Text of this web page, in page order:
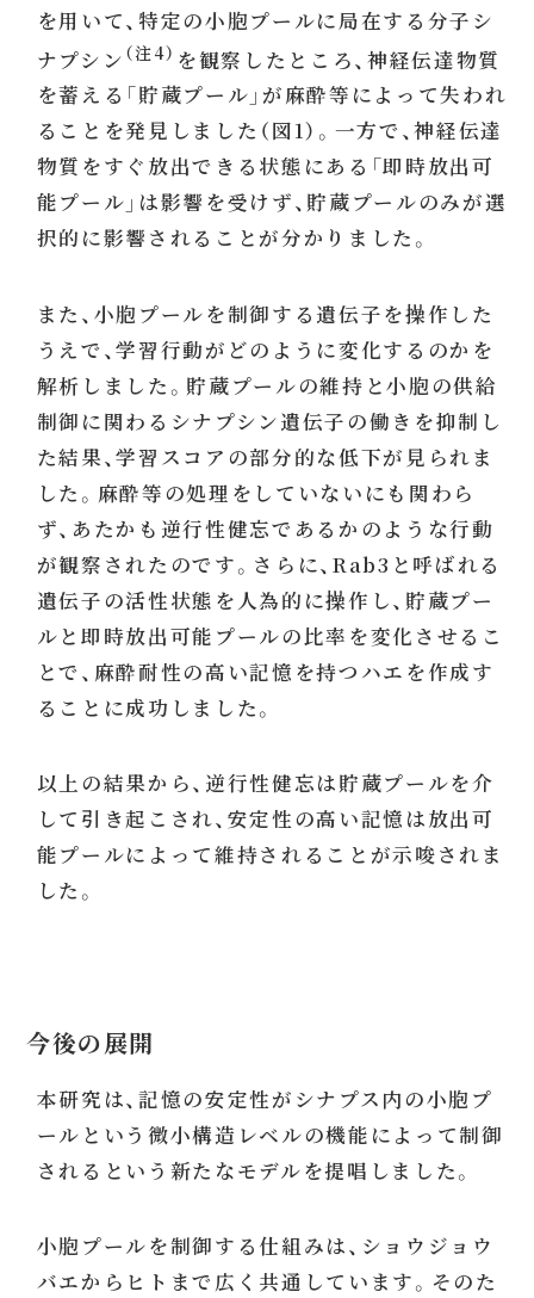
を用いて、特定の小胞プールに局在する分子シ
ナプシン （注4） を観察したところ、神経伝達物質
を蓄える「貯蔵プール」が麻酔等によって失われ
ることを発見しました（図1）。一方で、神経伝達
物質をすぐ放出できる状態にある「即時放出可
能プール」は影響を受けず、貯蔵プールのみが選
択的に影響されることが分かりました。
また、小胞プールを制御する遺伝子を操作した
うえで、学習行動がどのように変化するのかを
解析しました。貯蔵プールの維持と小胞の供給
制御に関わるシナプシン遺伝子の働きを抑制し
た結果、学習スコアの部分的な低下が見られま
した。麻酔等の処理をしていないにも関わら
ず、あたかも逆行性健忘であるかのような行動
が観察されたのです。さらに、Rab3と呼ばれる
遺伝子の活性状態を人為的に操作し、貯蔵プー
ルと即時放出可能プールの比率を変化させるこ
とで、麻酔耐性の高い記憶を持つハエを作成す
ることに成功しました。
以上の結果から、逆行性健忘は貯蔵プールを介
して引き起こされ、安定性の高い記憶は放出可
能プールによって維持されることが示唆されま
した。
今後の展開
本研究は、記憶の安定性がシナプス内の小胞プ
ールという微小構造レベルの機能によって制御
されるという新たなモデルを提唱しました。
小胞プールを制御する仕組みは、ショウジョウ
バエからヒトまで広く共通しています。そのた